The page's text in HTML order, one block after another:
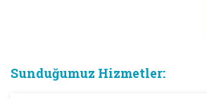
Sunduğumuz Hizmetler: